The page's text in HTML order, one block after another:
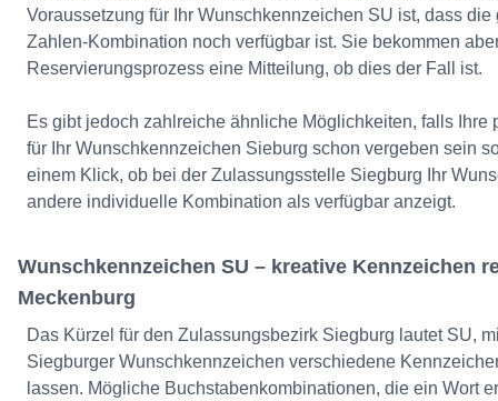
Voraussetzung für Ihr Wunschkennzeichen SU ist, dass
Zahlen-Kombination noch verfügbar ist. Sie bekommen
Reservierungsprozess eine Mitteilung, ob dies der Fall ist.
Es gibt jedoch zahlreiche ähnliche Möglichkeiten, falls Ihre
für Ihr Wunschkennzeichen Sieburg schon vergeben sein
einem Klick, ob bei der Zulassungsstelle Siegburg Ihr
andere individuelle Kombination als verfügbar anzeigt.
Wunschkennzeichen SU – kreative Kennzeichen
Meckenburg
Das Kürzel für den Zulassungsbezirk Siegburg lautet SU,
Siegburger Wunschkennzeichen verschiedene
lassen. Mögliche Buchstabenkombinationen, die ein Wort